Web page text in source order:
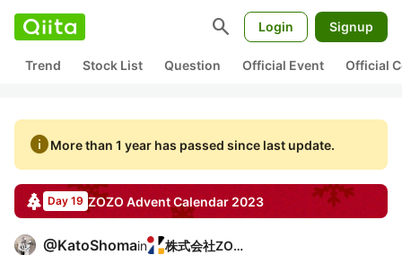
search Login Signup
Trend Stock List Question Official Event Official
infoMore than 1 year has passed since last update.
Day 19 ZOZO Advent Calendar 2023
@KatoShomain 株式会社ZOZO